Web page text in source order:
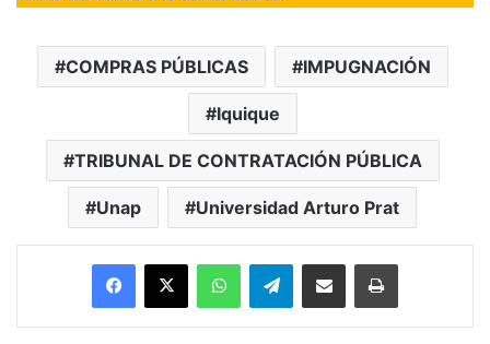
COMPRAS PÚBLICAS IMPUGNACIÓN
Iquique
TRIBUNAL DE CONTRATACIÓN PÚBLICA
Unap Universidad Arturo Prat
Facebook
X WhatsAppTelegramEnviar vía email Imprimir